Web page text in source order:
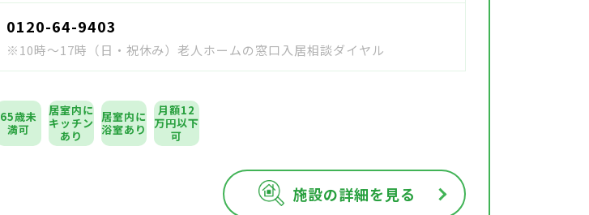
0120-64-9403
※10時～17時（日・祝休み）老人ホームの窓口入居相談ダイヤル
65歳未
満可
居室内に
キッチン
あり
居室内に
浴室あり
月額12
万円以下
可
施設の詳細を見る